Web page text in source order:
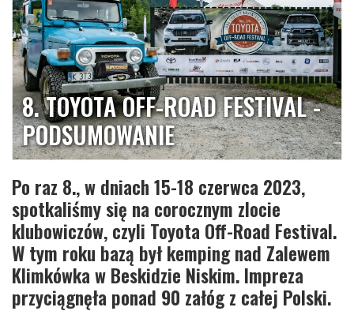
8. TOYOTA OFF-ROAD FESTIVAL -
PODSUMOWANIE
Po raz 8., w dniach 15-18 czerwca 2023,
spotkaliśmy się na corocznym zlocie
klubowiczów, czyli Toyota Off-Road Festival.
W tym roku bazą był kemping nad Zalewem
Klimkówka w Beskidzie Niskim. Impreza
przyciągnęła ponad 90 załóg z całej Polski.